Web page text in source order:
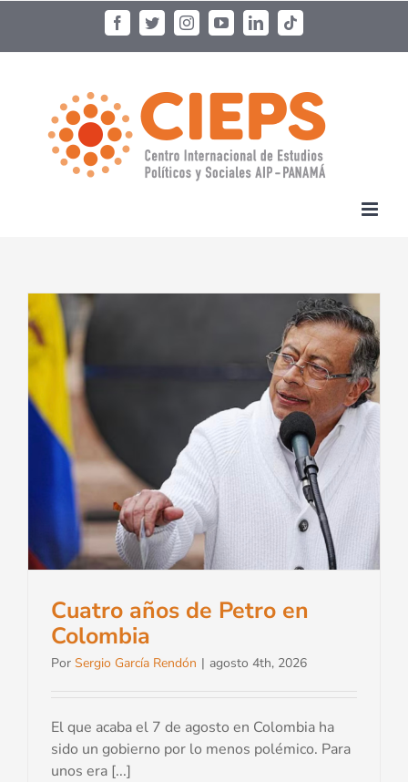
Cuatro años de Petro en
Colombia
Por Sergio García Rendón | agosto 4th, 2026
El que acaba el 7 de agosto en Colombia ha
sido un gobierno por lo menos polémico. Para
unos era [...]